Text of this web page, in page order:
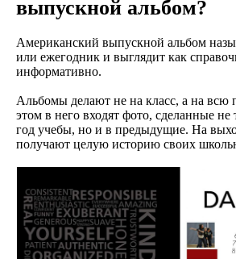
выпускной альбом?
Американский выпускной альбом
или ежегодник и выглядит как
информативно.
Альбомы делают не на класс, а на всю
этом в него входят фото, сделанные не
год учебы, но и в предыдущие. На
получают целую историю своих